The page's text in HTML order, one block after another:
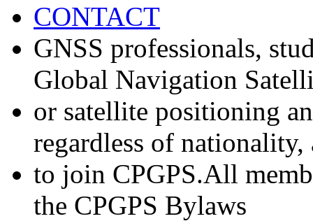
CONTACT
GNSS professionals,
Global Navigation
or satellite positioning
regardless of nationality,
to join CPGPS.All
the CPGPS Bylaws